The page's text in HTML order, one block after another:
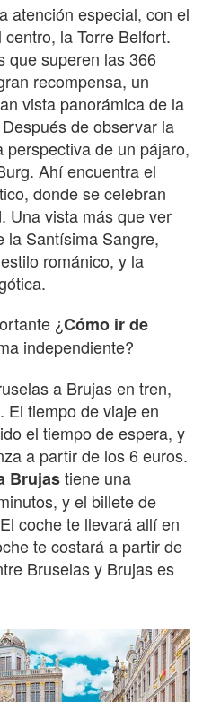
atención especial, con el
la Torre Belfort.
que superen las 366
recompensa, un
vista panorámica de la
de observar la
de un pájaro,
Ahí encuentra el
donde se celebran
Una vista más que ver
la Santísima Sangre,
románico, y la
¿Cómo ir de
independiente?
a Brujas en tren,
El tiempo de viaje en
el tiempo de espera, y
a partir de los 6 euros.
Brujastiene una
y el billete de
coche te llevará allí en
te costará a partir de
Bruselas y Brujas es